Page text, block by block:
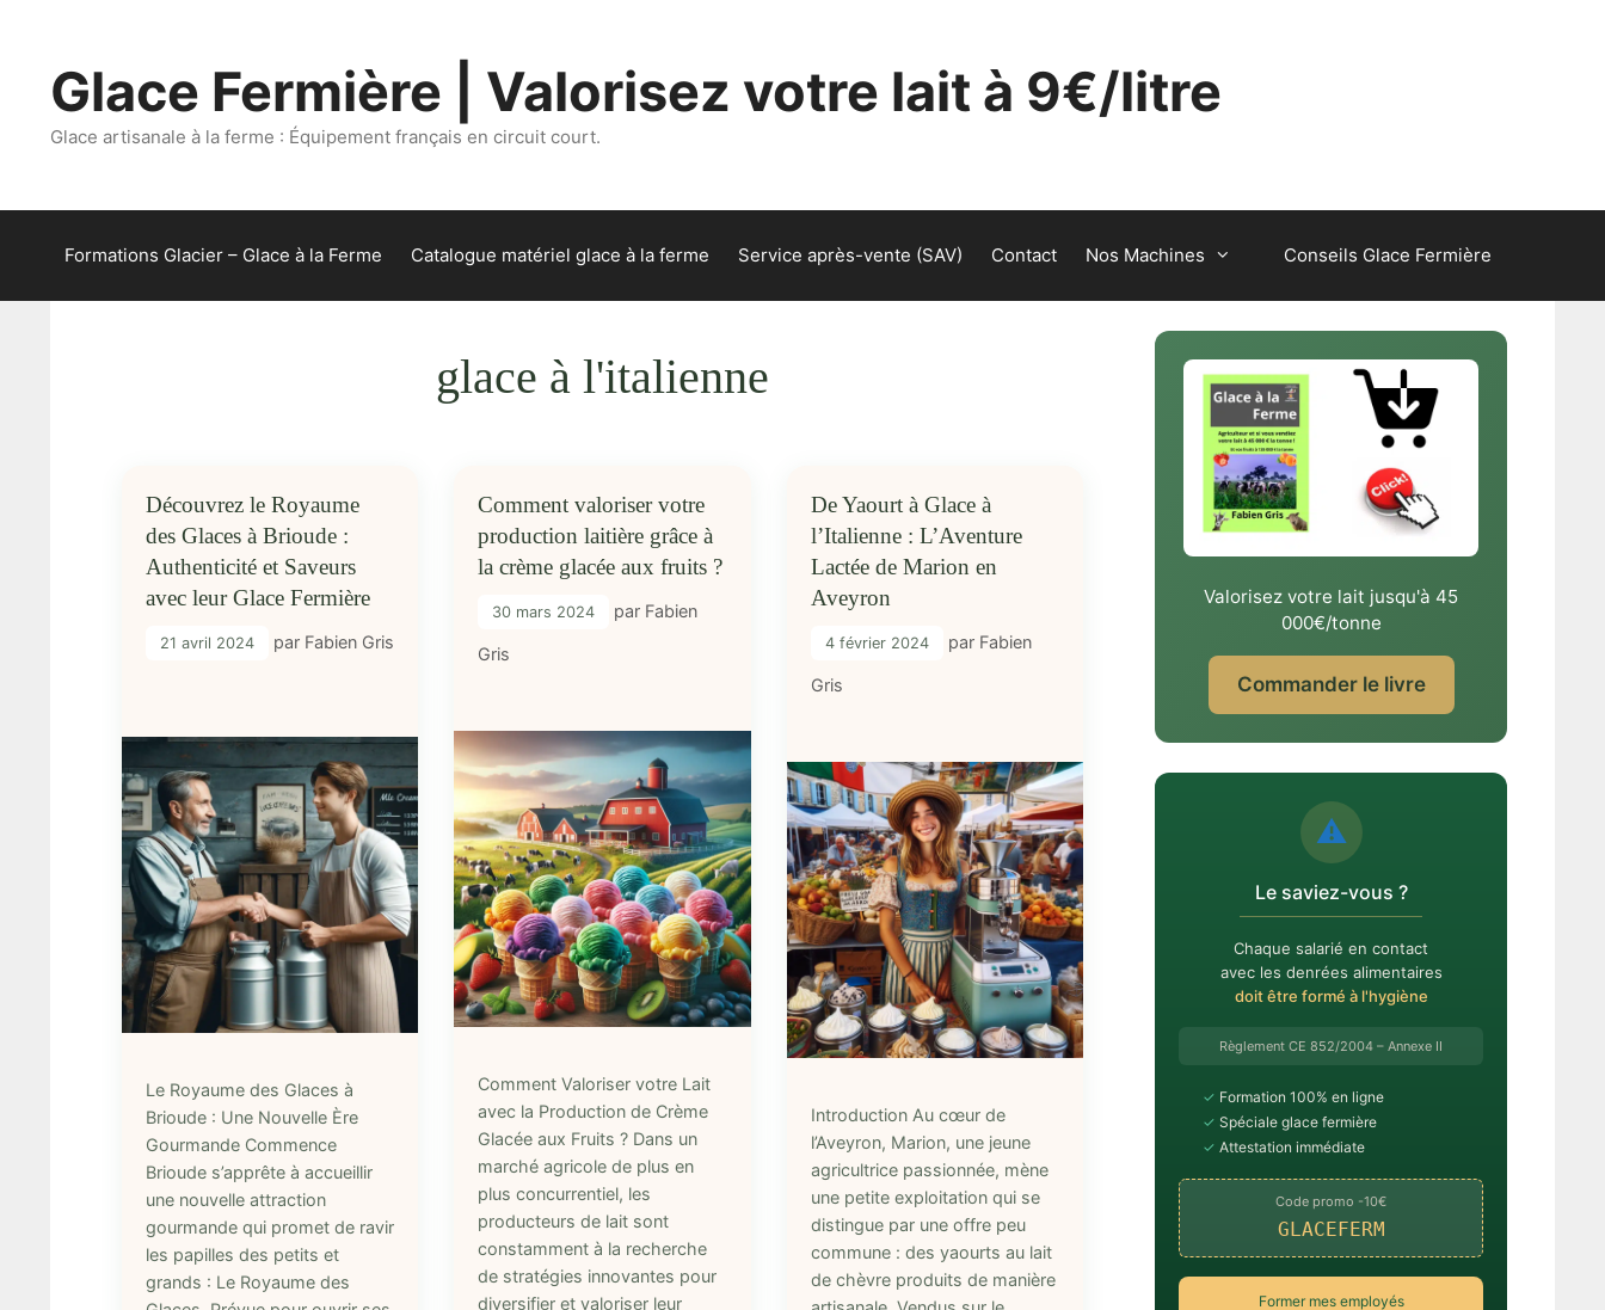
contenuGlace Fermière | Valorisez votre lait à 9€/litre
Glace artisanale à la ferme : Équipement français en circuit court.
Formations Glacier – Glace à la Ferme Catalogue matériel glace à la ferme Service après-vente (SAV) Contact Nos Machines Conseils Glace Fermière
glace à l'italienne
Découvrez le Royaume
des Glaces à Brioude :
Authenticité et Saveurs
avec leur Glace Fermière
21 avril 2024 par Fabien Gris
Le Royaume des Glaces à
Brioude : Une Nouvelle Ère
Gourmande Commence
Brioude s’apprête à accueillir
une nouvelle attraction
gourmande qui promet de ravir
les papilles des petits et
grands : Le Royaume des
Comment valoriser votre
production laitière grâce à
la crème glacée aux fruits ?
30 mars 2024 par Fabien
Gris
Comment Valoriser votre Lait
avec la Production de Crème
Glacée aux Fruits ? Dans un
marché agricole de plus en
plus concurrentiel, les
producteurs de lait sont
constamment à la recherche
de stratégies innovantes pour
diversifier et valoriser leur
De Yaourt à Glace à
l’Italienne : L’Aventure
Lactée de Marion en
Aveyron
4 février 2024 par Fabien
Gris
Introduction Au cœur de
l’Aveyron, Marion, une jeune
agricultrice passionnée, mène
une petite exploitation qui se
distingue par une offre peu
commune : des yaourts au lait
de chèvre produits de manière
Valorisez votre lait jusqu'à 45
000€/tonne
Commander le livre
⚠️
Le saviez-vous ?
Chaque salarié en contact
avec les denrées alimentaires
doit être formé à l'hygiène
Règlement CE 852/2004 – Annexe II
✓ Formation 100% en ligne
✓ Spéciale glace fermière
✓ Attestation immédiate
Code promo -10€
GLACEFERM
Former mes employés